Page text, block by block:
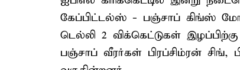
கேப்பிட்டல்ஸ் - பஞ்சாப் கிங்ஸ்
டெல்லி 2 விக்கெட்டுகள்
பஞ்சாப் வீரர்கள் பிரப்சிம்ரன்